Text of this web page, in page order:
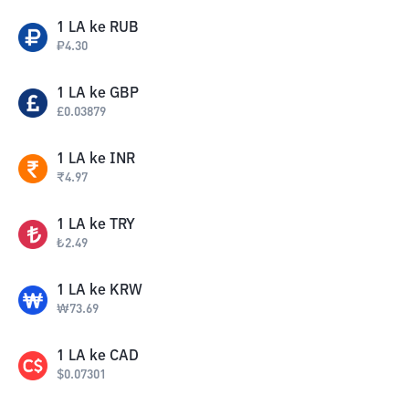
1 LA ke RUB
₽4.30
1 LA ke GBP
£0.03879
1 LA ke INR
₹4.97
1 LA ke TRY
₺2.49
1 LA ke KRW
₩73.69
1 LA ke CAD
$0.07301